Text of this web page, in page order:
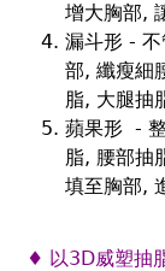
增大胸部,
漏斗形 -
部, 纖瘦細
脂, 大腿抽
蘋果形 -
脂, 腰部抽
填至胸部,
♦ 以3D威塑抽